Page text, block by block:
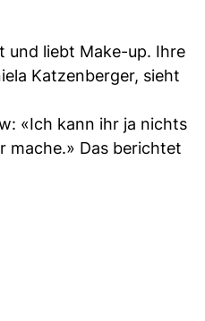
und liebt Make-up. Ihre
Katzenberger, sieht
«Ich kann ihr ja nichts
mache.» Das berichtet